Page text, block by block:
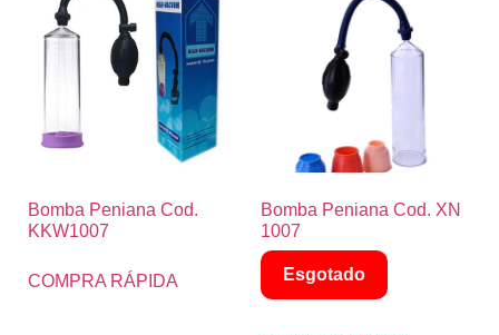
Bomba Peniana Cod.
KKW1007
COMPRA RÁPIDA
Bomba Peniana Cod. XN
1007
Esgotado